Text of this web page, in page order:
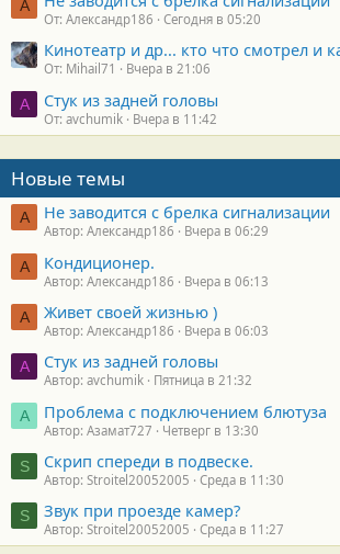
А
От: Александр186 Сегодня в 05:20
Кинотеатр и др... кто что смотрел и
От: Mihail71 Вчера в 21:06
A Стук из задней головы
От: avchumik Вчера в 11:42
Новые темы
А Не заводится с брелка сигнализации
Автор: Александр186 Вчера в 06:29
А Кондиционер.
Автор: Александр186 Вчера в 06:13
А Живет своей жизнью )
Автор: Александр186 Вчера в 06:03
A Стук из задней головы
Автор: avchumik Пятница в 21:32
А Проблема с подключением блютуза
Автор: Азамат727 Четверг в 13:30
S Скрип спереди в подвеске.
Автор: Stroitel20052005 Среда в 11:30
S Звук при проезде камер?
Автор: Stroitel20052005 Среда в 11:27